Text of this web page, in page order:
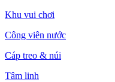
Khu vui chơi
Công viên nước
Cáp treo & núi
Tâm linh